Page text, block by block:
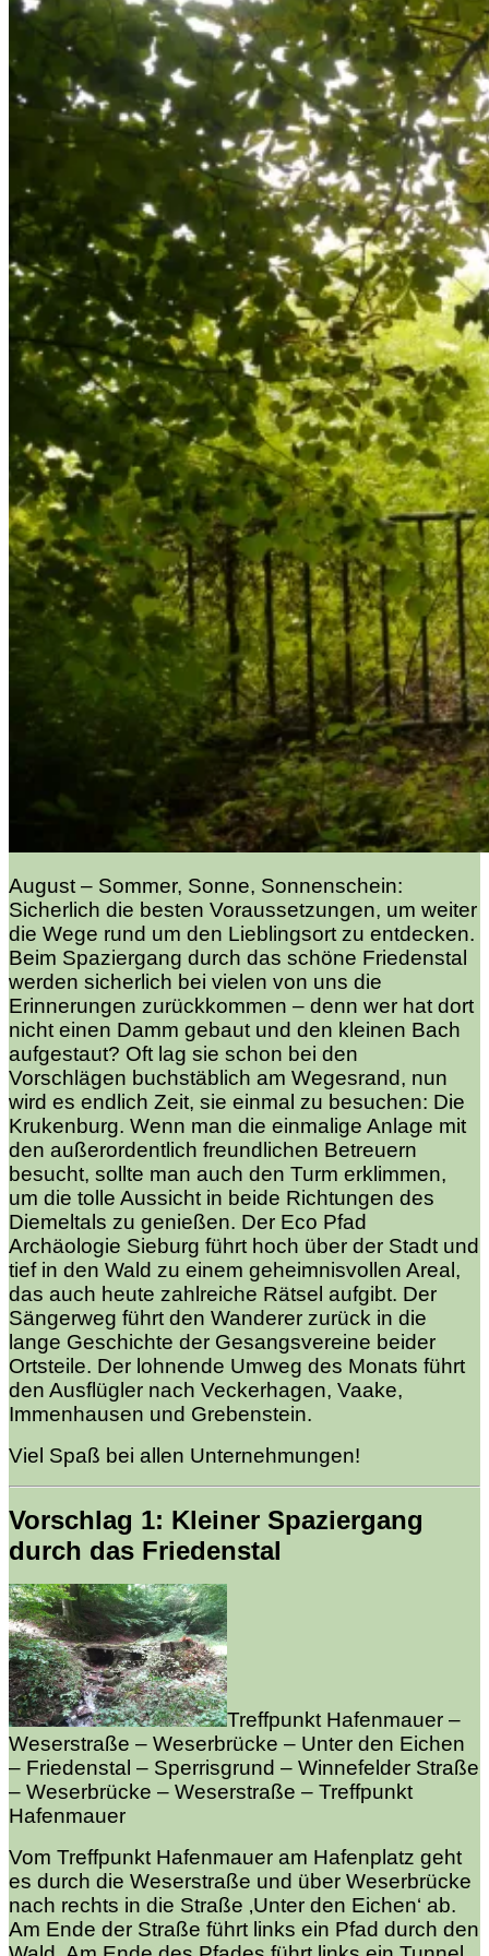
August – Sommer, Sonne, Sonnenschein:
Sicherlich die besten Voraussetzungen, um weiter
die Wege rund um den Lieblingsort zu entdecken.
Beim Spaziergang durch das schöne Friedenstal
werden sicherlich bei vielen von uns die
Erinnerungen zurückkommen – denn wer hat dort
nicht einen Damm gebaut und den kleinen Bach
aufgestaut? Oft lag sie schon bei den
Vorschlägen buchstäblich am Wegesrand, nun
wird es endlich Zeit, sie einmal zu besuchen: Die
Krukenburg. Wenn man die einmalige Anlage mit
den außerordentlich freundlichen Betreuern
besucht, sollte man auch den Turm erklimmen,
um die tolle Aussicht in beide Richtungen des
Diemeltals zu genießen. Der Eco Pfad
Archäologie Sieburg führt hoch über der Stadt und
tief in den Wald zu einem geheimnisvollen Areal,
das auch heute zahlreiche Rätsel aufgibt. Der
Sängerweg führt den Wanderer zurück in die
lange Geschichte der Gesangsvereine beider
Ortsteile. Der lohnende Umweg des Monats führt
den Ausflügler nach Veckerhagen, Vaake,
Immenhausen und Grebenstein.
Viel Spaß bei allen Unternehmungen!
Vorschlag 1: Kleiner Spaziergang
durch das Friedenstal
Treffpunkt Hafenmauer –
Weserstraße – Weserbrücke – Unter den Eichen
– Friedenstal – Sperrisgrund – Winnefelder Straße
– Weserbrücke – Weserstraße – Treffpunkt
Hafenmauer
Vom Treffpunkt Hafenmauer am Hafenplatz geht
es durch die Weserstraße und über Weserbrücke
nach rechts in die Straße ‚Unter den Eichen‘ ab.
Am Ende der Straße führt links ein Pfad durch den